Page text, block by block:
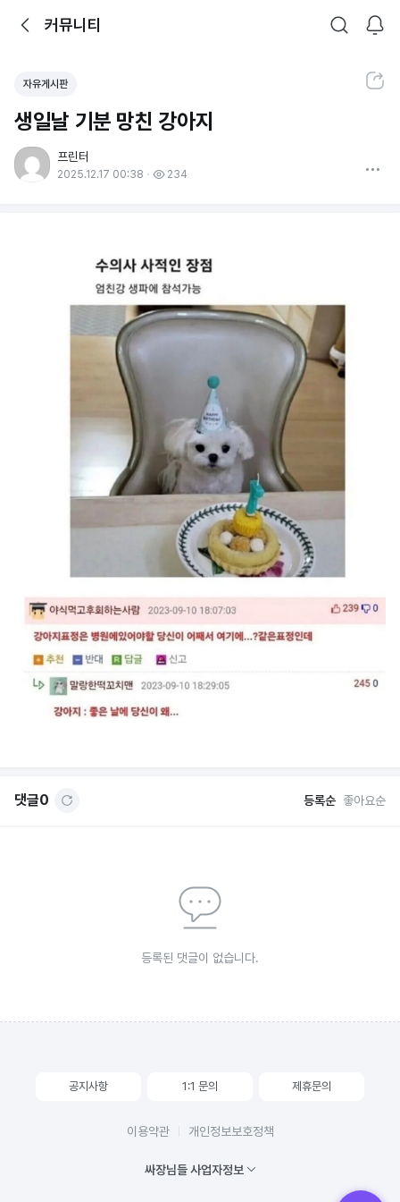
뒤로가기커뮤니티
커뮤니티
검색
알림
공유하기
자유게시판
생일날 기분 망친 강아지
프린터
2025.12.17 00:38 234
댓글0 등록순 좋아요순
등록된 댓글이 없습니다.
공지사항 1:1 문의 제휴문의
이용약관 개인정보보호정책
싸장님들 사업자정보